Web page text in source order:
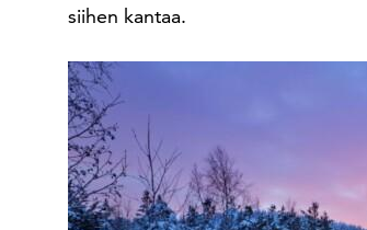
siihen kantaa.